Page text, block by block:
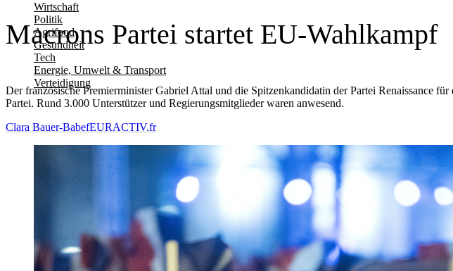
Wirtschaft
Politik
Agrifood
Gesundheit
Tech
Energie, Umwelt & Transport
Verteidigung
Macrons Partei startet EU-Wahlkampf
Der französische Premierminister Gabriel Attal und die Spitzenkandidatin der Partei Renaissance
Partei. Rund 3.000 Unterstützer und Regierungsmitglieder waren anwesend.
Clara Bauer-BabefEURACTIV.fr